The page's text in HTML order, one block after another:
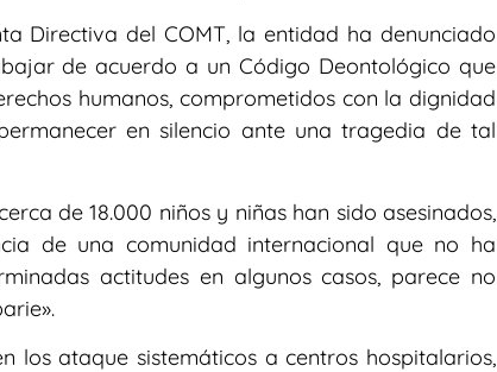
Directiva del COMT, la entidad ha denunciado
de acuerdo a un Código Deontológico que
humanos, comprometidos con la dignidad
en silencio ante una tragedia de tal
de 18.000 niños y niñas han sido asesinados,
de una comunidad internacional que no ha
actitudes en algunos casos, parece no
los ataque sistemáticos a centros hospitalarios,